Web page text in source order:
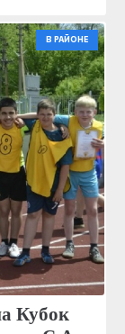
В РАЙОНЕ
Кубок